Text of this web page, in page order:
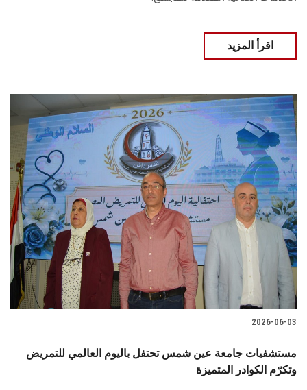
اقرأ المزيد
2026-06-03
مستشفيات جامعة عين شمس تحتفل باليوم العالمي للتمريض
وتكرّم الكوادر المتميزة